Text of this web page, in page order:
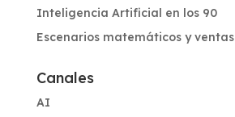
Inteligencia Artificial en los 90
Escenarios matemáticos y ventas
Canales
AI